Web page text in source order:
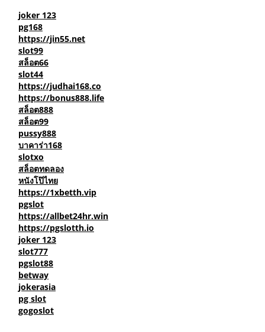
สล็อต66
joker 123
pg168
https://jin55.net
slot99
สล็อต66
slot44
https://judhai168.co
https://bonus888.life
สล็อต888
สล็อต99
pussy888
บาคาร่า168
slotxo
สล็อตทดลอง
หนังโป๊ไทย
https://1xbetth.vip
pgslot
https://allbet24hr.win
https://pgslotth.io
joker 123
slot777
pgslot88
betway
jokerasia